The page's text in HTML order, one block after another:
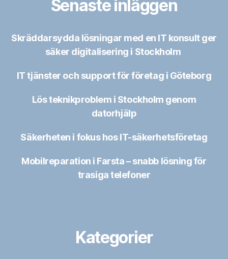
Senaste inläggen
Skräddarsydda lösningar med en IT konsult ger
säker digitalisering i Stockholm
IT tjänster och support för företag i Göteborg
Lös teknikproblem i Stockholm genom
datorhjälp
Säkerheten i fokus hos IT-säkerhetsföretag
Mobilreparation i Farsta – snabb lösning för
trasiga telefoner
Kategorier